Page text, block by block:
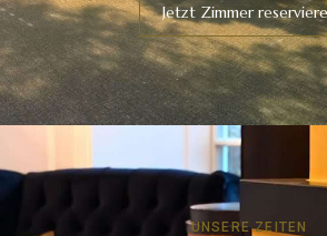
Jetzt Zimmer
UNSERE ZEITEN